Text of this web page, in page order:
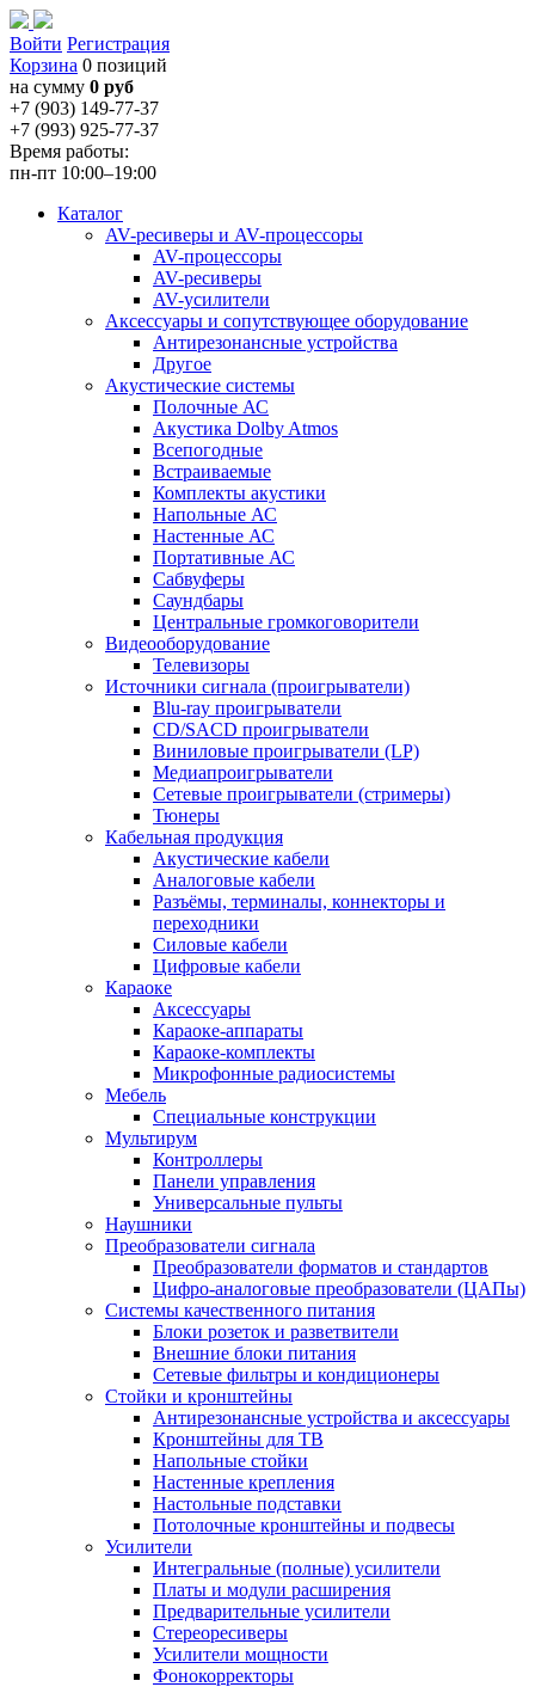
Войти Регистрация
Корзина 0 позиций
на сумму 0 руб
+7 (903) 149-77-37
+7 (993) 925-77-37
Время работы:
пн-пт 10:00–19:00
Каталог
AV-ресиверы и AV-процессоры
AV-процессоры
AV-ресиверы
AV-усилители
Аксессуары и сопутствующее оборудование
Антирезонансные устройства
Другое
Акустические системы
Полочные АС
Акустика Dolby Atmos
Всепогодные
Встраиваемые
Комплекты акустики
Напольные АС
Настенные АС
Портативные АС
Сабвуферы
Саундбары
Центральные громкоговорители
Видеооборудование
Телевизоры
Источники сигнала (проигрыватели)
Blu-ray проигрыватели
CD/SACD проигрыватели
Виниловые проигрыватели (LP)
Медиапроигрыватели
Сетевые проигрыватели (стримеры)
Тюнеры
Кабельная продукция
Акустические кабели
Аналоговые кабели
Разъёмы, терминалы, коннекторы и
переходники
Силовые кабели
Цифровые кабели
Караоке
Аксессуары
Караоке-аппараты
Караоке-комплекты
Микрофонные радиосистемы
Мебель
Специальные конструкции
Мультирум
Контроллеры
Панели управления
Универсальные пульты
Наушники
Преобразователи сигнала
Преобразователи форматов и стандартов
Цифро-аналоговые преобразователи (ЦАПы)
Системы качественного питания
Блоки розеток и разветвители
Внешние блоки питания
Сетевые фильтры и кондиционеры
Стойки и кронштейны
Антирезонансные устройства и аксессуары
Кронштейны для ТВ
Напольные стойки
Настенные крепления
Настольные подставки
Потолочные кронштейны и подвесы
Усилители
Интегральные (полные) усилители
Платы и модули расширения
Предварительные усилители
Стереоресиверы
Усилители мощности
Фонокорректоры